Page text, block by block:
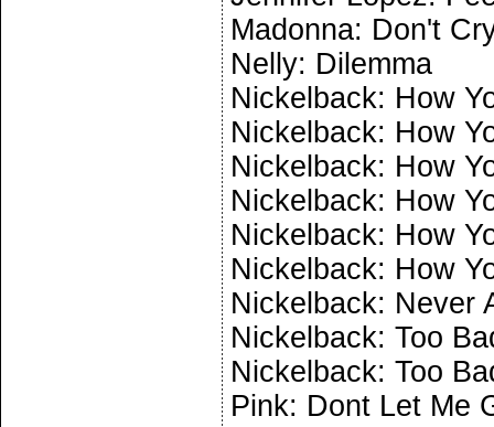
Madonna: Don't
Nelly: Dilemma
Nickelback: How
Nickelback: How
Nickelback: How
Nickelback: How
Nickelback: How
Nickelback: How
Nickelback: Never
Nickelback: Too
Nickelback: Too
Pink: Dont Let Me